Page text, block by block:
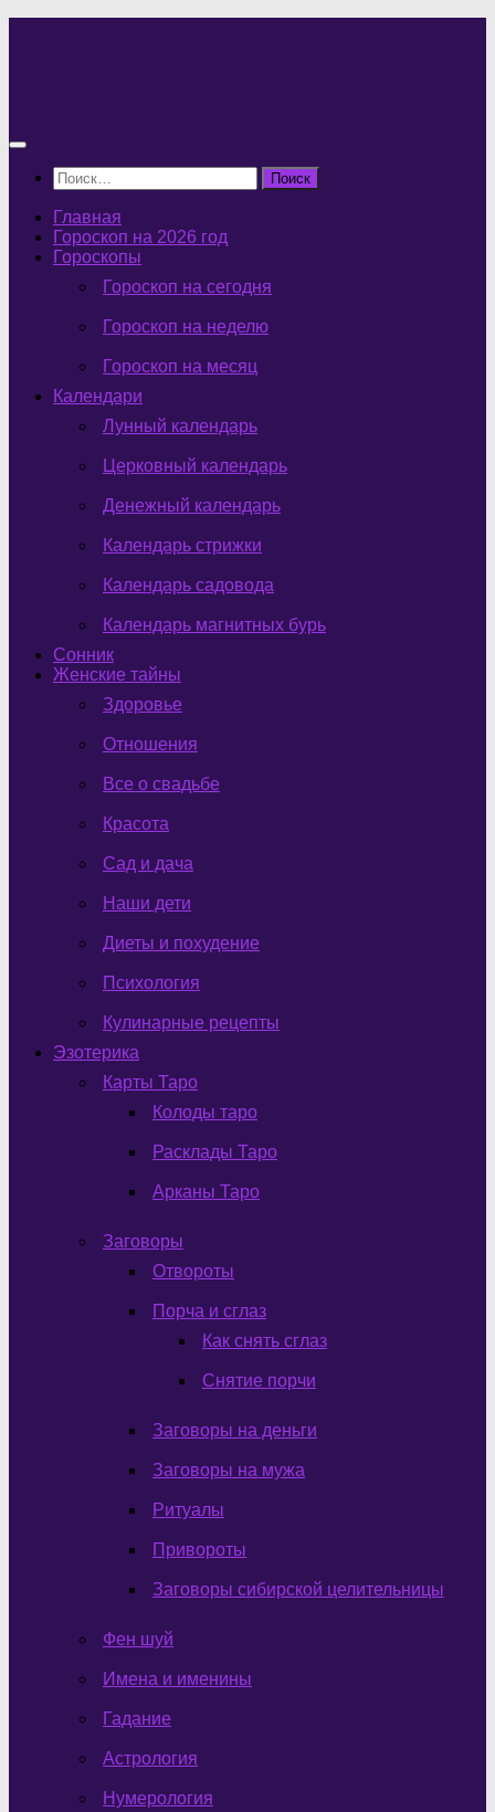
Найти:
Главная
Гороскоп на 2026 год
Гороскопы
Гороскоп на сегодня
Гороскоп на неделю
Гороскоп на месяц
Календари
Лунный календарь
Церковный календарь
Денежный календарь
Календарь стрижки
Календарь садовода
Календарь магнитных бурь
Сонник
Женские тайны
Здоровье
Отношения
Все о свадьбе
Красота
Сад и дача
Наши дети
Диеты и похудение
Психология
Кулинарные рецепты
Эзотерика
Карты Таро
Колоды таро
Расклады Таро
Арканы Таро
Заговоры
Отвороты
Порча и сглаз
Как снять сглаз
Снятие порчи
Заговоры на деньги
Заговоры на мужа
Ритуалы
Привороты
Заговоры сибирской целительницы
Фен шуй
Имена и именины
Гадание
Астрология
Нумерология